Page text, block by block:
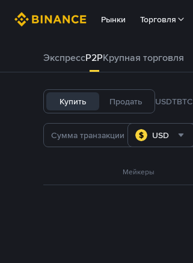
Рынки Торговля
ЭкспрессP2PКрупная торговля
Купить Продать USDTBTC
USD
Мейкеры